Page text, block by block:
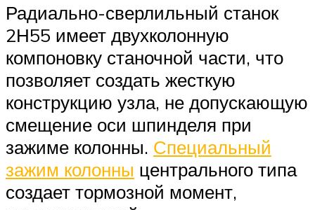
Радиально-сверлильный станок
2Н55 имеет двухколонную
компоновку станочной части, что
позволяет создать жесткую
конструкцию узла, не допускающую
смещение оси шпинделя при
зажиме колонны. Специальный
зажим колонны центрального типа
создает тормозной момент,